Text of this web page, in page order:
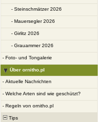
- Steinschmätzer 2026
- Mauersegler 2026
- Girlitz 2026
- Grauammer 2026
- Foto- und Tongalerie
Über ornitho.pl
- Aktuelle Nachrichten
- Welche Arten sind wie geschützt?
- Regeln von ornitho.pl
Tips